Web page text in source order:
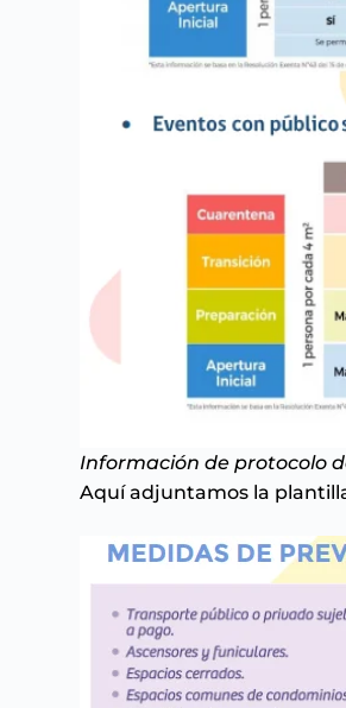
Información de protocolo
Aquí adjuntamos la